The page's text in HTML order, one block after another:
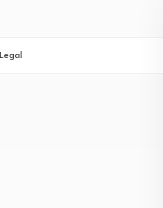
Legal